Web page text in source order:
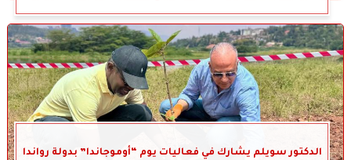
الدكتور سويلم يشارك في فعاليات يوم “أوموجاندا” بدولة رواندا